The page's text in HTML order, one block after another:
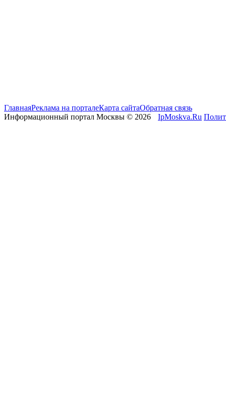
ГлавнаяРеклама на порталеКарта сайтаОбратная связь
Информационный портал Москвы © 2026
IpMoskva.Ru